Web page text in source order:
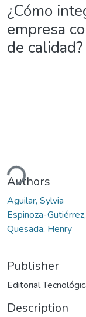
¿Cómo
empresa
de calidad?
Authors
Aguilar, Sylvia
Espinoza-
Quesada, Henry
Publisher
Editorial
Description